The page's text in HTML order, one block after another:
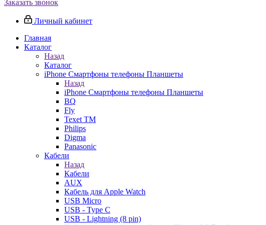
Заказать звонок
Личный кабинет
Главная
Каталог
Назад
Каталог
iPhone Смартфоны телефоны Планшеты
Назад
iPhone Смартфоны телефоны Планшеты
BQ
Fly
Texet TM
Philips
Digma
Panasonic
Кабели
Назад
Кабели
AUX
Кабель для Apple Watch
USB Micro
USB - Type C
USB - Lightning (8 pin)